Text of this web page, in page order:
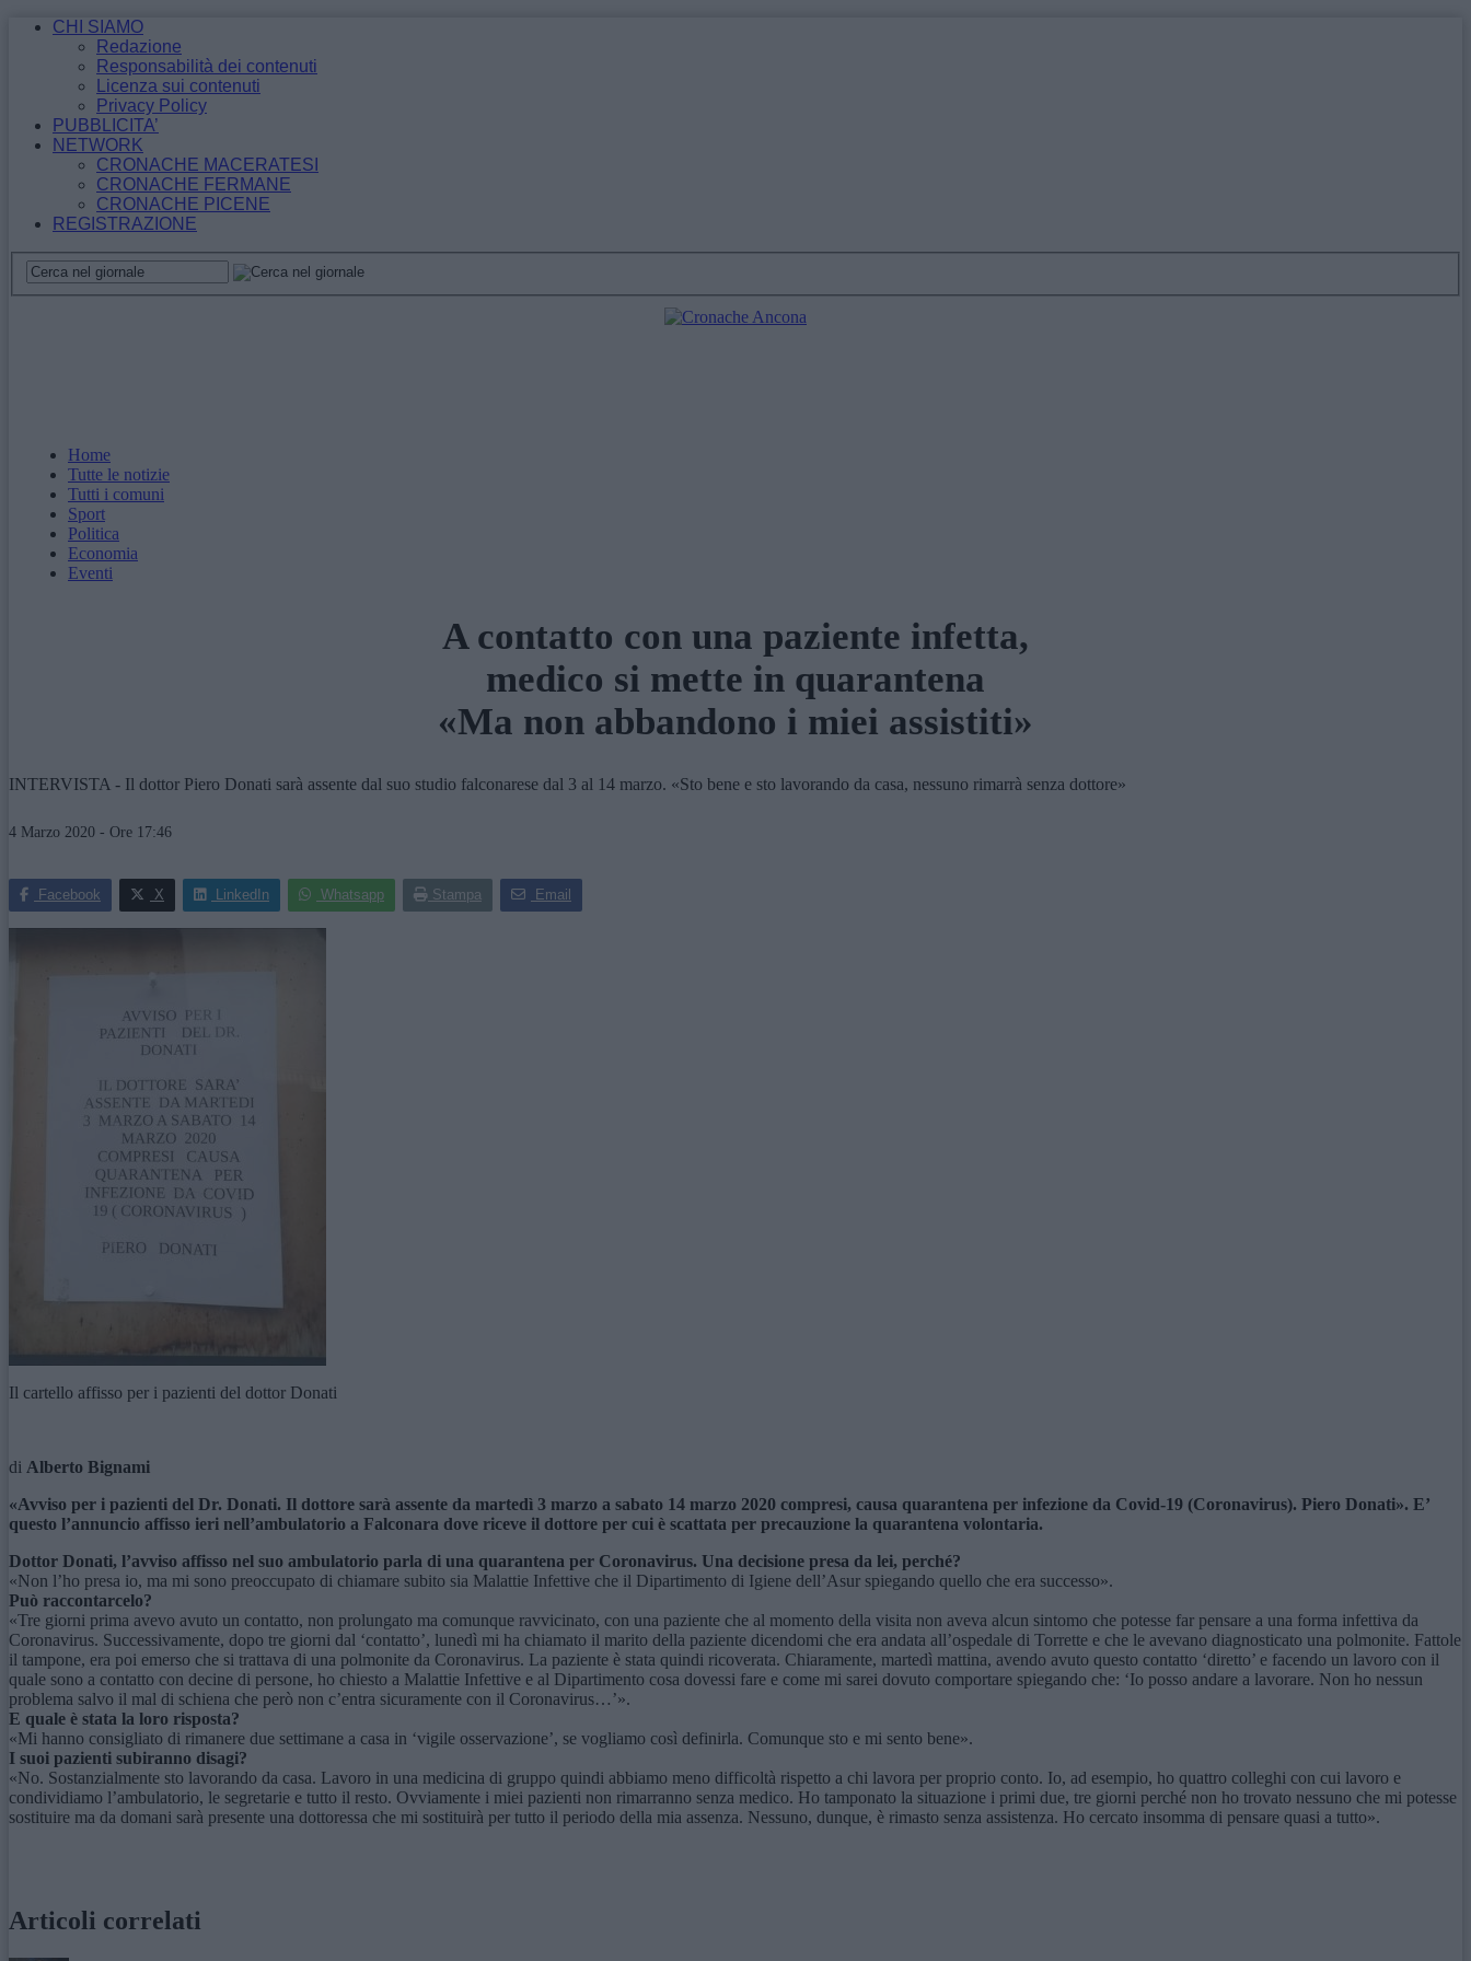
CHI SIAMO
Redazione
Responsabilità dei contenuti
Licenza sui contenuti
Privacy Policy
PUBBLICITA’
NETWORK
CRONACHE MACERATESI
CRONACHE FERMANE
CRONACHE PICENE
REGISTRAZIONE
Home
Tutte le notizie
Tutti i comuni
Sport
Politica
Economia
Eventi
A contatto con una paziente infetta,
medico si mette in quarantena
«Ma non abbandono i miei assistiti»
INTERVISTA - Il dottor Piero Donati sarà assente dal suo studio falconarese dal 3 al 14 marzo. «Sto bene e sto lavorando da casa, nessuno rimarrà senza dottore»
4 Marzo 2020 - Ore 17:46
Facebook X LinkedIn Whatsapp Stampa Email
Il cartello affisso per i pazienti del dottor Donati
di Alberto Bignami
«Avviso per i pazienti del Dr. Donati. Il dottore sarà assente da martedì 3 marzo a sabato 14 marzo 2020 compresi, causa quarantena per infezione da Covid-19 (Coronavirus). Piero Donati». E’
questo l’annuncio affisso ieri nell’ambulatorio a Falconara dove riceve il dottore per cui è scattata per precauzione la quarantena volontaria.
Dottor Donati, l’avviso affisso nel suo ambulatorio parla di una quarantena per Coronavirus. Una decisione presa da lei, perché?
«Non l’ho presa io, ma mi sono preoccupato di chiamare subito sia Malattie Infettive che il Dipartimento di Igiene dell’Asur spiegando quello che era successo».
Può raccontarcelo?
«Tre giorni prima avevo avuto un contatto, non prolungato ma comunque ravvicinato, con una paziente che al momento della visita non aveva alcun sintomo che potesse far pensare a una forma infettiva da
Coronavirus. Successivamente, dopo tre giorni dal ‘contatto’, lunedì mi ha chiamato il marito della paziente dicendomi che era andata all’ospedale di Torrette e che le avevano diagnosticato una polmonite. Fattole
il tampone, era poi emerso che si trattava di una polmonite da Coronavirus. La paziente è stata quindi ricoverata. Chiaramente, martedì mattina, avendo avuto questo contatto ‘diretto’ e facendo un lavoro con il
quale sono a contatto con decine di persone, ho chiesto a Malattie Infettive e al Dipartimento cosa dovessi fare e come mi sarei dovuto comportare spiegando che: ‘Io posso andare a lavorare. Non ho nessun
problema salvo il mal di schiena che però non c’entra sicuramente con il Coronavirus…’».
E quale è stata la loro risposta?
«Mi hanno consigliato di rimanere due settimane a casa in ‘vigile osservazione’, se vogliamo così definirla. Comunque sto e mi sento bene».
I suoi pazienti subiranno disagi?
«No. Sostanzialmente sto lavorando da casa. Lavoro in una medicina di gruppo quindi abbiamo meno difficoltà rispetto a chi lavora per proprio conto. Io, ad esempio, ho quattro colleghi con cui lavoro e
condividiamo l’ambulatorio, le segretarie e tutto il resto. Ovviamente i miei pazienti non rimarranno senza medico. Ho tamponato la situazione i primi due, tre giorni perché non ho trovato nessuno che mi potesse
sostituire ma da domani sarà presente una dottoressa che mi sostituirà per tutto il periodo della mia assenza. Nessuno, dunque, è rimasto senza assistenza. Ho cercato insomma di pensare quasi a tutto».
Articoli correlati